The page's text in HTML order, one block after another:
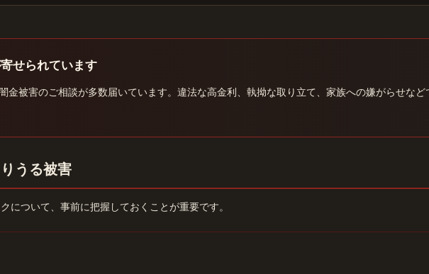
せられています
金被害のご相談が多数届いています。違法な高金利、執拗な取り立て、家族への嫌がらせな
うる被害
について、事前に把握しておくことが重要です。